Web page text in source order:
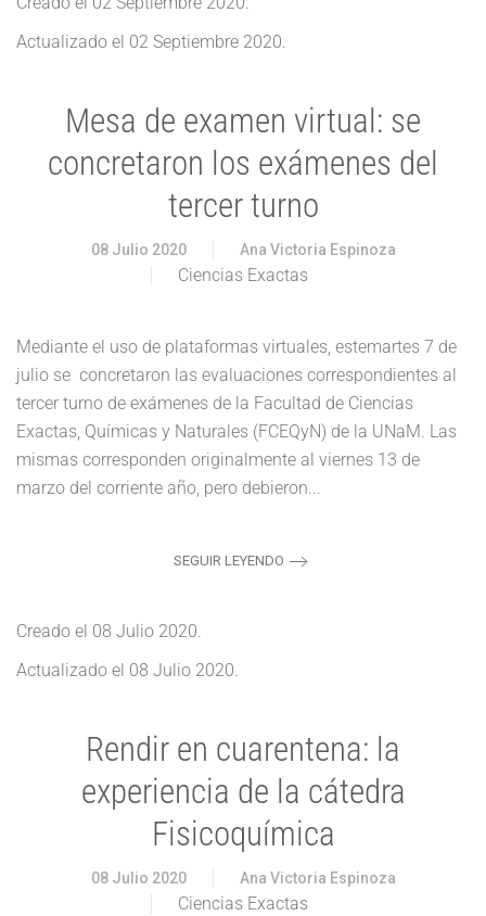
Actualizado el 02 Septiembre 2020.
Mesa de examen virtual: se
concretaron los exámenes del
tercer turno
08 Julio 2020 Ana Victoria Espinoza
Ciencias Exactas
Mediante el uso de plataformas virtuales, estemartes 7 de
julio se concretaron las evaluaciones correspondientes al
tercer turno de exámenes de la Facultad de Ciencias
Exactas, Químicas y Naturales (FCEQyN) de la UNaM. Las
mismas corresponden originalmente al viernes 13 de
marzo del corriente año, pero debieron...
SEGUIR LEYENDO
Creado el 08 Julio 2020.
Actualizado el 08 Julio 2020.
Rendir en cuarentena: la
experiencia de la cátedra
Fisicoquímica
08 Julio 2020 Ana Victoria Espinoza
Ciencias Exactas